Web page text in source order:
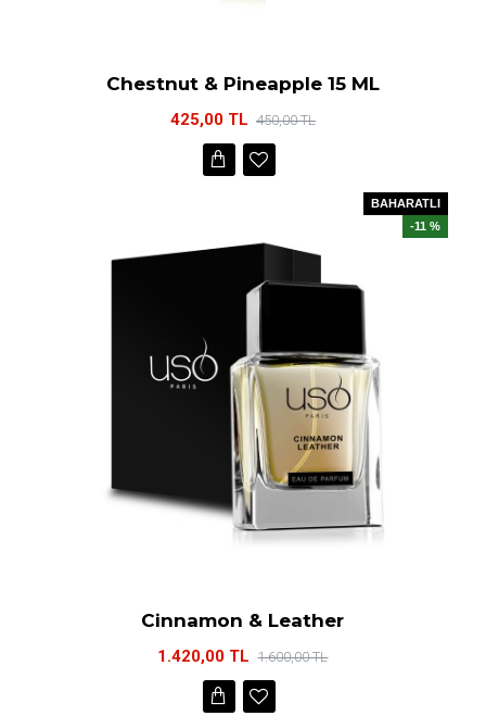
Chestnut & Pineapple 15 ML
425,00 TL 450,00 TL
BAHARATLI
-11 %
Cinnamon & Leather
1.420,00 TL 1.600,00 TL